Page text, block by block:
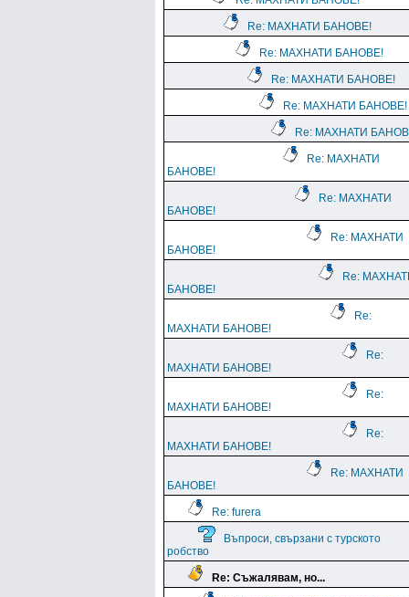
Re: МАХНАТИ БАНОВЕ!
Re: МАХНАТИ БАНОВЕ!
Re: МАХНАТИ БАНОВЕ!
Re: МАХНАТИ БАНОВЕ!
Re: МАХНАТИ
Re: МАХНАТИ
БАНОВЕ!
Re: МАХНАТИ
БАНОВЕ!
Re: МАХНАТИ
БАНОВЕ!
Re:
БАНОВЕ!
Re:
МАХНАТИ БАНОВЕ!
Re:
МАХНАТИ БАНОВЕ!
Re:
МАХНАТИ БАНОВЕ!
Re:
МАХНАТИ БАНОВЕ!
Re: МАХНАТИ
БАНОВЕ!
Re: furera
Въпроси, свързани с турското
робство
Re: Съжалявам, но...